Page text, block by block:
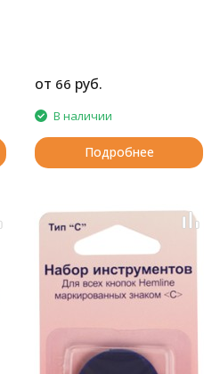
от 66 руб.
В наличии
Подробнее